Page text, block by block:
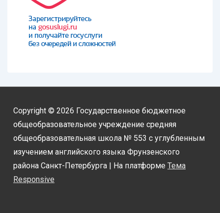
Copyright © 2026 Государственное бюджетное
общеобразовательное учреждение средняя
общеобразовательная школа № 553 с углубленным
изучением английского языка Фрунзенского
района Санкт-Петербурга | На платформе Тема
Responsive